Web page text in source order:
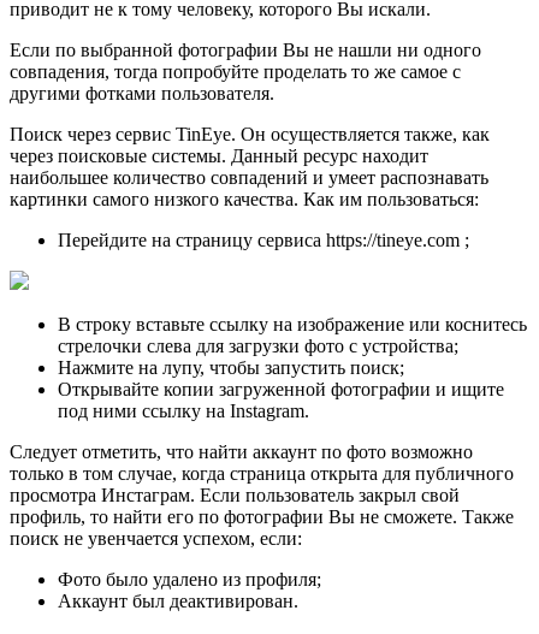
приводит не к тому человеку, которого Вы искали.
Если по выбранной фотографии Вы не нашли ни одного
совпадения, тогда попробуйте проделать то же самое с
другими фотками пользователя.
Поиск через сервис TinEye. Он осуществляется также, как
через поисковые системы. Данный ресурс находит
наибольшее количество совпадений и умеет распознавать
картинки самого низкого качества. Как им пользоваться:
Перейдите на страницу сервиса https://tineye.com ;
В строку вставьте ссылку на изображение или коснитесь
стрелочки слева для загрузки фото с устройства;
Нажмите на лупу, чтобы запустить поиск;
Открывайте копии загруженной фотографии и ищите
под ними ссылку на Instagram.
Следует отметить, что найти аккаунт по фото возможно
только в том случае, когда страница открыта для публичного
просмотра Инстаграм. Если пользователь закрыл свой
профиль, то найти его по фотографии Вы не сможете. Также
поиск не увенчается успехом, если:
Фото было удалено из профиля;
Аккаунт был деактивирован.